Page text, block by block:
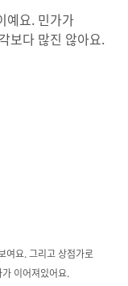
예요. 민가가
보다 많진 않아요.
여요. 그리고 상점가로
이어져있어요.